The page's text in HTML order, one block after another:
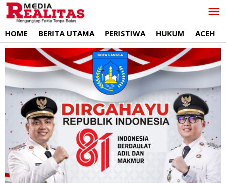
Lewati
ke
HOME BERITA UTAMA PERISTIWA HUKUM ACEH